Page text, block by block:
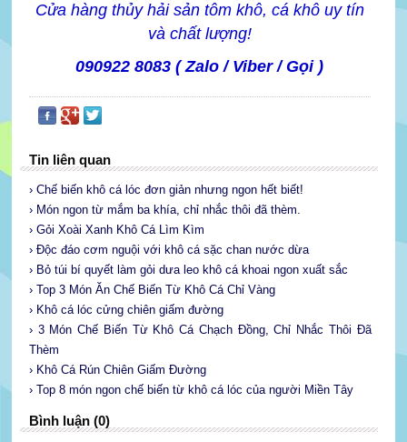
Cửa hàng thủy hải sản tôm khô, cá khô uy tín
và chất lượng!
090922 8083 ( Zalo / Viber / Gọi )
Tin liên quan
› Chế biến khô cá lóc đơn giản nhưng ngon hết biết!
› Món ngon từ mắm ba khía, chỉ nhắc thôi đã thèm.
› Gỏi Xoài Xanh Khô Cá Lìm Kìm
› Độc đáo cơm nguội với khô cá sặc chan nước dừa
› Bỏ túi bí quyết làm gỏi dưa leo khô cá khoai ngon xuất sắc
› Top 3 Món Ăn Chế Biến Từ Khô Cá Chỉ Vàng
› Khô cá lóc cửng chiên giấm đường
› 3 Món Chế Biến Từ Khô Cá Chạch Đồng, Chỉ Nhắc Thôi Đã
Thèm
› Khô Cá Rún Chiên Giấm Đường
› Top 8 món ngon chế biến từ khô cá lóc của người Miền Tây
Bình luận (0)